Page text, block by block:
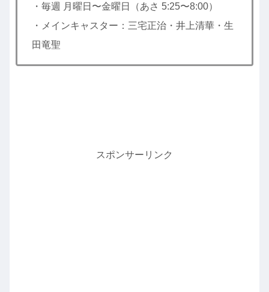
・毎週 月曜日〜金曜日（あさ 5:25〜8:00）
・メインキャスター：三宅正治・井上清華・生
田竜聖
スポンサーリンク